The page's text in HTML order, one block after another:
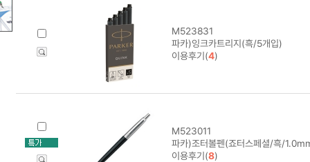
M523831
파카)잉크카트리지(흑/5개입)
이용후기(4)
M523011
파카)조터볼펜(죠터스페셜/흑/
이용후기(8)